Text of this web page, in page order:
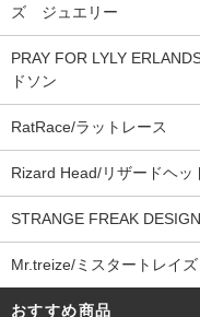
ズ ジュエリー
PRAY FOR LYLY
ドソン
RatRace/ラットレース
Rizard Head/リザードヘッ
STRANGE FREAK
Mr.treize/ミスタートレイズ
おすすめ商品